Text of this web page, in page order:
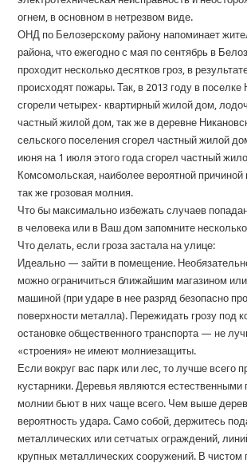
огнем, в основном в нетрезвом виде.
ОНД по Белозерскому району напоминает
района, что ежегодно с мая по сентябрь в
проходит несколько десятков гроз, в
происходят пожары. Так, в 2013 году в
сгорели четырех- квартирный жилой дом,
частный жилой дом, так же в деревне
сельского поселения сгорел частный жилой
июня на 1 июля этого года сгорел частный
Комсомольская, наиболее вероятной
так же грозовая молния.
Что бы максимально избежать случаев
в человека или в Ваш дом запомните
Что делать, если гроза застала на улице:
Идеально — зайти в помещение.
можно ограничиться ближайшим магазином
машиной (при ударе в нее разряд безопасно
поверхности металла). Пережидать грозу под
остановке общественного транспорта — не
«строения» не имеют молниезащиты.
Если вокруг вас парк или лес, то лучше всего
кустарники. Деревья являются естественными
молнии бьют в них чаще всего. Чем выше
вероятность удара. Само собой, держитесь
металлических или сетчатых ограждений,
крупных металлических сооружений. В чистом